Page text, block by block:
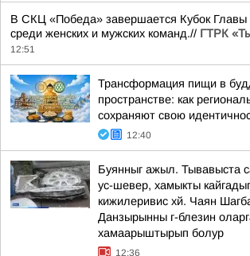
В СКЦ «Победа» завершается Кубок Главы
среди женских и мужских команд.// ГТРК
12:51
Трансформация пищи в
пространстве: как
сохраняют свою
12:40
Буянныг ажыл. Тывавыста
ус-шевер, хамыкты
кижилеривис хй. Чаян
Данзырынны г-блезин
хамаарыштырып болур
12:36